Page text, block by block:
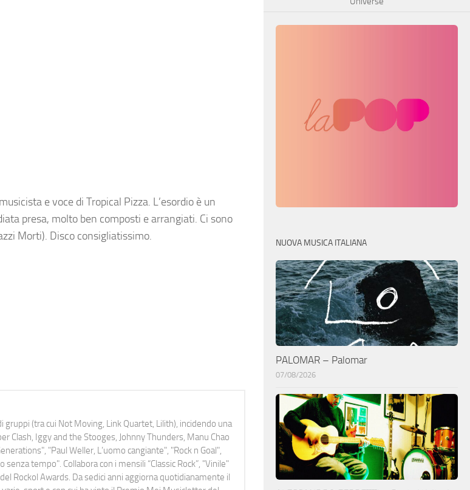
e voce di Tropical Pizza. L’esordio è un
presa, molto ben composti e arrangiati. Ci sono
Morti). Disco consigliatissimo.
(tra cui Not Moving, Link Quartet, Lilith), incidendo una
Clash, Iggy and the Stooges, Johnny Thunders, Manu Chao
"Paul Weller, L’uomo cangiante", "Rock n Goal",
tempo". Collabora con i mensili “Classic Rock”, "Vinile"
Rockol Awards. Da sedici anni aggiorna quotidianamente il
NUOVA MUSICA ITALIANA
PALOMAR – Palomar
07/08/2026